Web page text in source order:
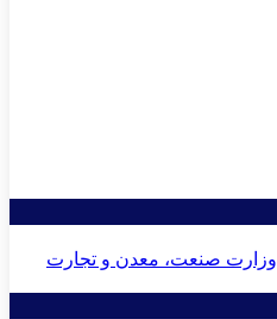
وزارت صنعت، معدن و تجارت